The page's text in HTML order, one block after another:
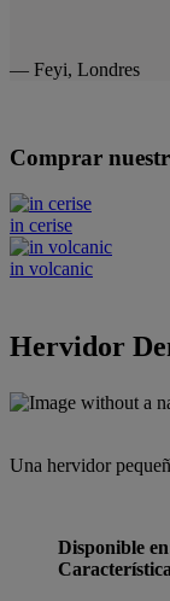
— Feyi, Londres
Comprar
in cerise
in volcanic
Hervidor
Una hervidor
Disponible en